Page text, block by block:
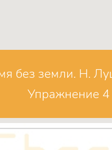
без земли. Н.
Упражнение 4